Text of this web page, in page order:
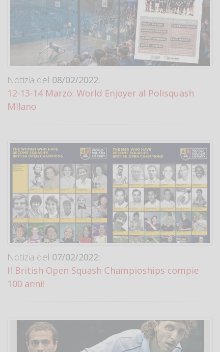
Notizia del 08/02/2022:
12-13-14 Marzo: World Enjoyer al Polisquash
MIlano
Notizia del 07/02/2022:
Il British Open Squash Champioships compie
100 anni!